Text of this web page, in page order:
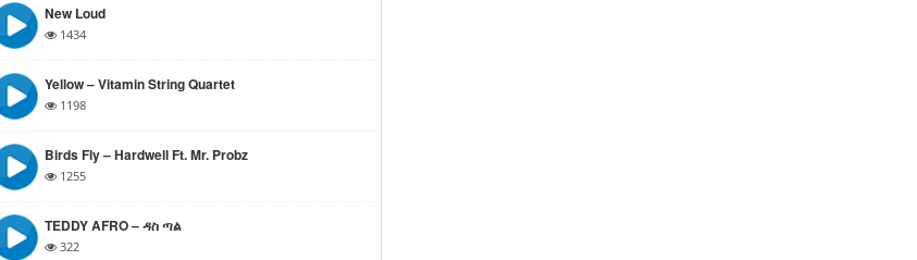
New Loud
1434
Yellow – Vitamin String Quartet
1198
Birds Fly – Hardwell Ft. Mr. Probz
1255
TEDDY AFRO – ዳስ ጣል
322